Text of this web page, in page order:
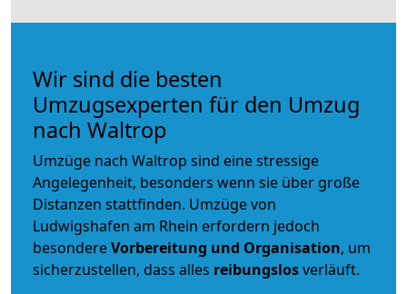
Wir sind die besten
Umzugsexperten für den Umzug
nach Waltrop
Umzüge nach Waltrop sind eine stressige
Angelegenheit, besonders wenn sie über große
Distanzen stattfinden. Umzüge von
Ludwigshafen am Rhein erfordern jedoch
besondereVorbereitung und Organisation, um
sicherzustellen, dass alles reibungslosverläuft.